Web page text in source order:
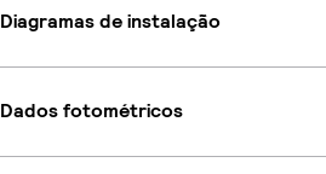
Diagramas de instalação
Dados fotométricos